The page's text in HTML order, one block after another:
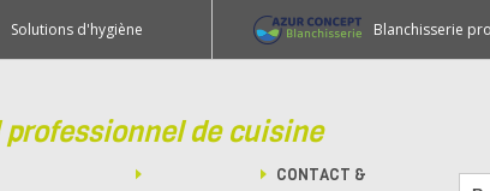
Solutions d'hygiène Blanchisserie
de cuisine
CONTACT &